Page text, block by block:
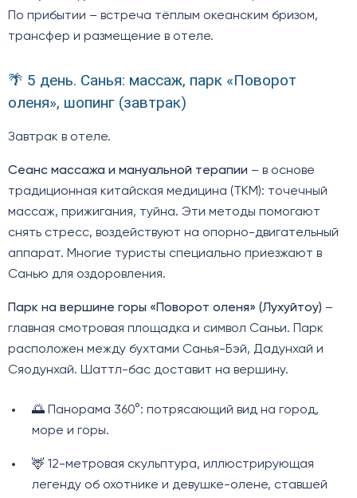
По прибытии – встреча тёплым океанским бризом,
трансфер и размещение в отеле.
🌴 5 день. Санья: массаж, парк «Поворот
оленя», шопинг (завтрак)
Завтрак в отеле.
Сеанс массажа и мануальной терапии – в основе
традиционная китайская медицина (ТКМ): точечный
массаж, прижигания, туйна. Эти методы помогают
снять стресс, воздействуют на опорно-двигательный
аппарат. Многие туристы специально приезжают в
Санью для оздоровления.
Парк на вершине горы «Поворот оленя» (Лухуйтоу) –
главная смотровая площадка и символ Саньи. Парк
расположен между бухтами Санья-Бэй, Дадунхай и
Сяодунхай. Шаттл-бас доставит на вершину.
🌅 Панорама 360°: потрясающий вид на город,
море и горы.
🦌 12-метровая скульптура, иллюстрирующая
легенду об охотнике и девушке-олене, ставшей